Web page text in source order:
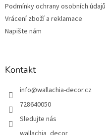
Podmínky ochrany osobních údajů
Vrácení zboží a reklamace
Napište nám
Kontakt
info@wallachia-decor.cz
728640050
Sledujte nás